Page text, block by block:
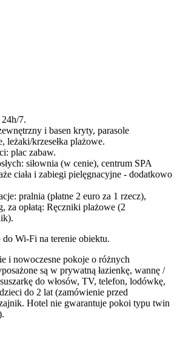
7.
i basen kryty, parasole
leżaki/krzesełka plażowe.
plac zabaw.
siłownia (w cenie), centrum SPA
ciała i zabiegi pielęgnacyjne - dodatkowo
pralnia (płatne 2 euro za 1 rzecz),
za opłatą: Ręczniki plażowe (2
do Wi-Fi na terenie obiektu.
i nowoczesne pokoje o różnych
są w prywatną łazienkę, wannę /
do włosów, TV, telefon, lodówkę,
do 2 lat (zamówienie przed
Hotel nie gwarantuje pokoi typu twin